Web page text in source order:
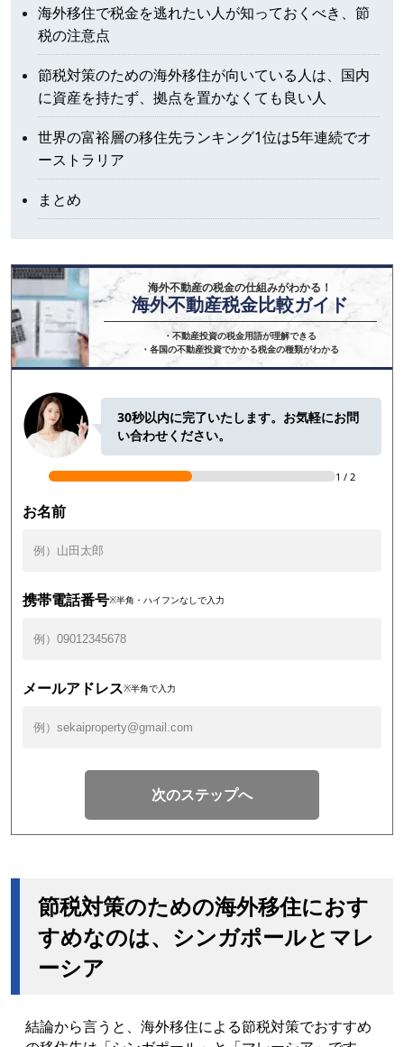
海外移住で税金を逃れたい人が知っておくべき、節
税の注意点
節税対策のための海外移住が向いている人は、国内
に資産を持たず、拠点を置かなくても良い人
世界の富裕層の移住先ランキング1位は5年連続でオ
ーストラリア
まとめ
海外不動産税金比較ガイド
・不動産投資の税金用語が理解できる
・各国の不動産投資でかかる税金の種類がわかる
30秒以内に完了いたします。お気軽にお問
い合わせください。
1 / 2
お名前
携帯電話番号※半角・ハイフンなしで入力
メールアドレス※半角で入力
次のステップへ
節税対策のための海外移住におす
すめなのは、シンガポールとマレ
ーシア
結論から言うと、海外移住による節税対策でおすすめ